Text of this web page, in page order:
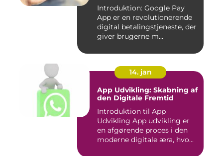
Introduktion: Google Pay
App er en revolutionerende
digital betalingstjeneste, der
giver brugerne m...
14. jan
App Udvikling: Skabning af
den Digitale Fremtid
Introduktion til App
Udvikling App udvikling er
en afgørende proces i den
moderne digitale æra, hvo...